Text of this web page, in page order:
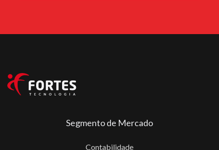
Segmento de Mercado
Contabilidade